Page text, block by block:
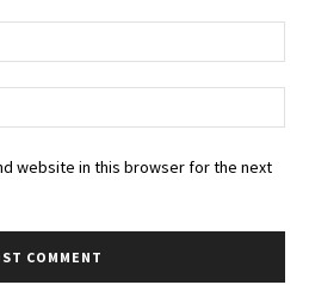
website in this browser for the next